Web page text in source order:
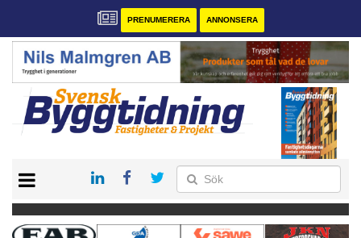
PRENUMERERA ANNONSERA
PRENUMERERA